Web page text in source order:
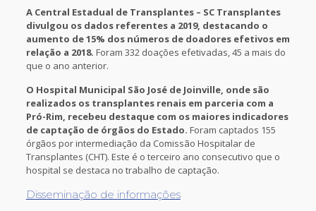
A Central Estadual de Transplantes – SC Transplantes
divulgou os dados referentes a 2019, destacando o
aumento de 15% dos números de doadores efetivos em
relação a 2018. Foram 332 doações efetivadas, 45 a mais do
que o ano anterior.
O Hospital Municipal São José de Joinville, onde são
realizados os transplantes renais em parceria com a
Pró-Rim, recebeu destaque com os maiores indicadores
de captação de órgãos do Estado. Foram captados 155
órgãos por intermediação da Comissão Hospitalar de
Transplantes (CHT). Este é o terceiro ano consecutivo que o
hospital se destaca no trabalho de captação.
Disseminação de informações